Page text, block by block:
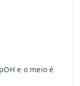
e o meio é